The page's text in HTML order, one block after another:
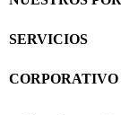
SERVICIOS
CORPORATIVO